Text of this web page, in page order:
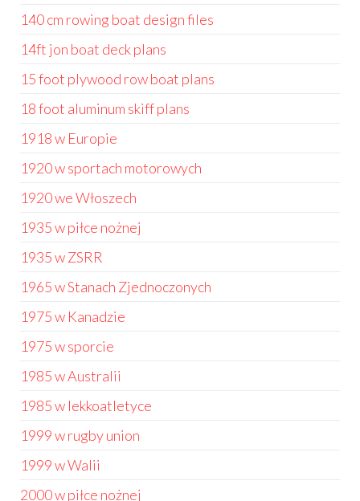
140 cm rowing boat design files
14ft jon boat deck plans
15 foot plywood row boat plans
18 foot aluminum skiff plans
1918 w Europie
1920 w sportach motorowych
1920 we Włoszech
1935 w piłce nożnej
1935 w ZSRR
1965 w Stanach Zjednoczonych
1975 w Kanadzie
1975 w sporcie
1985 w Australii
1985 w lekkoatletyce
1999 w rugby union
1999 w Walii
2000 w piłce nożnej